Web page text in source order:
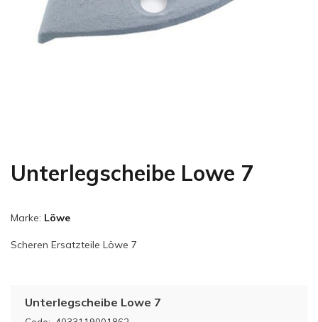
Unterlegscheibe Lowe 7
Marke: Löwe
Scheren Ersatzteile Löwe 7
Unterlegscheibe Lowe 7